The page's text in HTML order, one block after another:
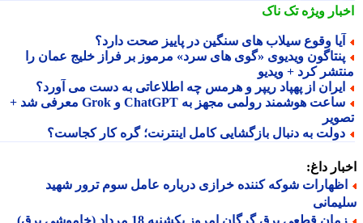
ویژهتک ناک
وقوع سیلاب های سنگین در پاییز صحت دارد؟
ویدیوی «گوی های سرد» مرموز بر فراز خلیج عمان را
کرد + ویدیو
از پهپاد ریپر و هرمس چه اطلاعاتی به دست می آورد؟
ساعت هوشمند رولمی مجهز به ChatGPT و Grok معرفی شد +
به دنبال بازگشایی کامل اینترنت؛ گره کار کجاست؟
داغ:
شوکه کننده خرازی درباره عامل سوم ترور شهید